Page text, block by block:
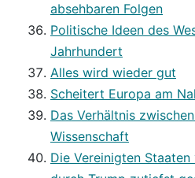
absehbaren Folgen
Politische Ideen des
Jahrhundert
Alles wird wieder gut
Scheitert Europa am
Das Verhältnis
Wissenschaft
Die Vereinigten